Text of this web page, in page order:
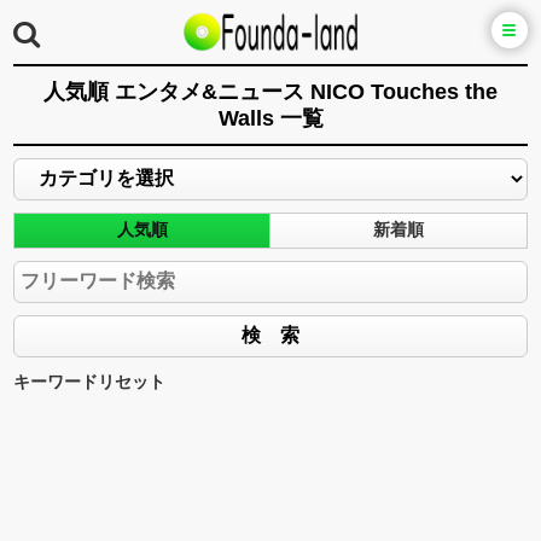
人気順 エンタメ&ニュース NICO Touches the
Walls 一覧
人気順 新着順
キーワードリセット